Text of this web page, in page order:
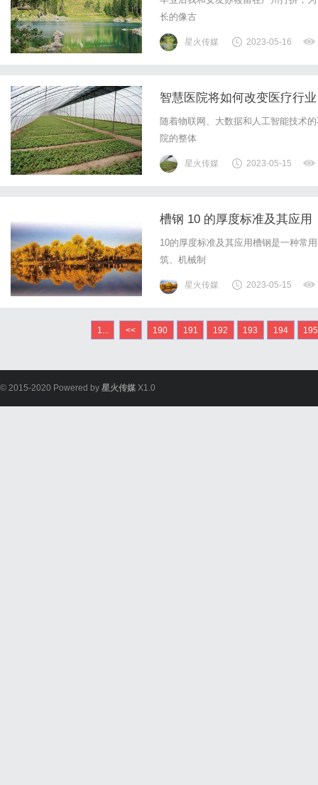
长的像古
星火传媒 2023-05-16
智慧医院将如何改变医疗行
随着物联网、大数据和人工智能技术
院的整体
星火传媒 2023-05-15
槽钢 10 的厚度标准及其应用
10的厚度标准及其应用槽钢是一种常
筑、机械制
星火传媒 2023-05-15
1... << 190 191 192 193 194 195
© 2015-2020 Powered by 星火传媒 X1.0